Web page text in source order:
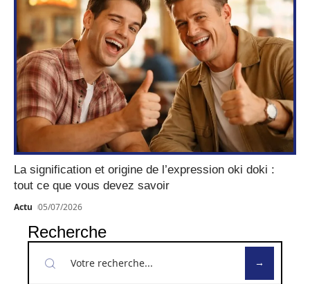
La signification et origine de l’expression oki doki :
tout ce que vous devez savoir
Actu 05/07/2026
Recherche